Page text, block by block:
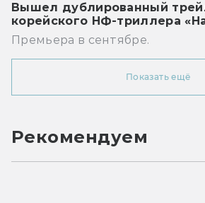
Вышел дублированный
корейского НФ-триллера
Премьера в сентябре.
Показать ещё
Рекомендуем